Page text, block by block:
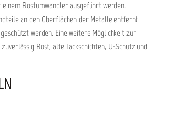
Rostumwandler ausgeführt werden.
an den Oberflächen der Metalle entfernt
werden. Eine weitere Möglichkeit zur
Rost, alte Lackschichten, U-Schutz und